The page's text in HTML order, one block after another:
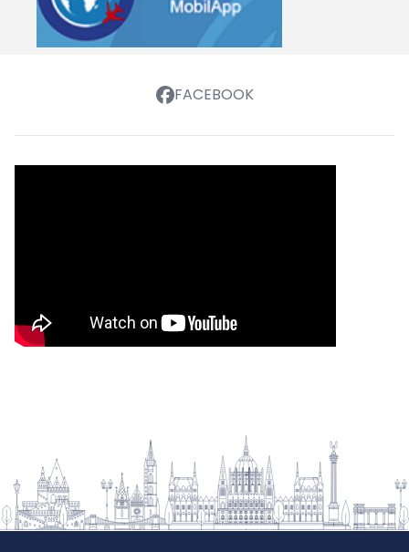
FACEBOOK